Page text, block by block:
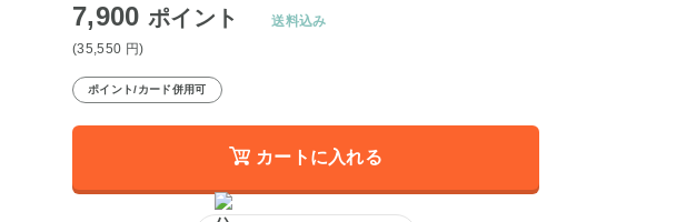
7,900 ポイント
(35,550 円)
送料込み
ポイント/カード併用可
カートに入れる